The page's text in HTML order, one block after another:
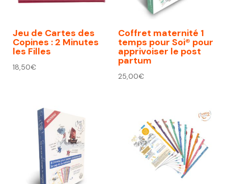
Jeu de Cartes des
Copines : 2 Minutes
les Filles
18,50€
Coffret maternité 1
temps pour Soi® pour
apprivoiser le post
partum
25,00€